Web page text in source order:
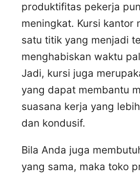
produktifitas pekerja
meningkat. Kursi kantor
satu titik yang menjadi
menghabiskan waktu
Jadi, kursi juga
yang dapat membantu
suasana kerja yang
dan kondusif.
Bila Anda juga
yang sama, maka toko